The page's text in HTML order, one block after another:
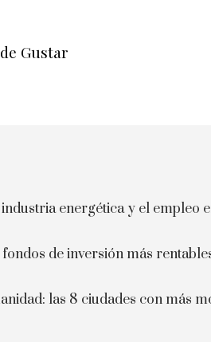
Gustar
energética y el empleo
fondos de inversión más
las 8 ciudades con más